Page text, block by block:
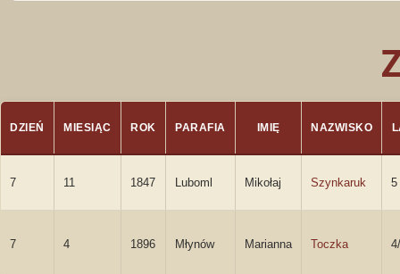
DZIEŃ MIESIĄC ROK PARAFIA IMIĘ NAZWISKO
7 11 1847 Luboml Mikołaj Szynkaruk 5
7 4 1896 Młynów Marianna Toczka